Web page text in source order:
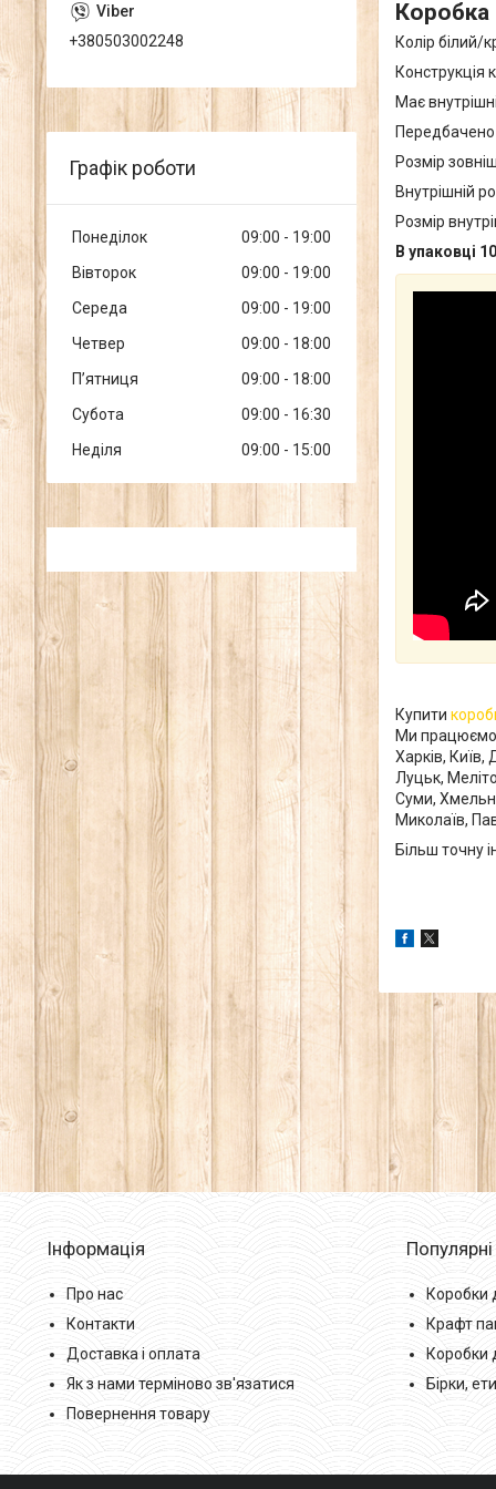
Коробка
Колір білий/
Конструкція
Має
Передбачено
Розмір
Внутрішній
Розмір
В упаковці
Купити
Ми працюємо
Харків, Київ,
Луцьк,
Суми,
Миколаїв,
Більш точну
+380503002248
Графік роботи
Понеділок 09:00
19:00
Вівторок
09:00
19:00
Середа
09:00
19:00
Четвер
09:00
18:00
Пʼятниця
09:00
18:00
Субота
09:00
16:30
Неділя
09:00 15:00
Інформація
Про нас
Контакти
Доставка і оплата
Як з нами терміново зв'язатися
Повернення товару
Коробки
Крафт
Коробки
Бірки,